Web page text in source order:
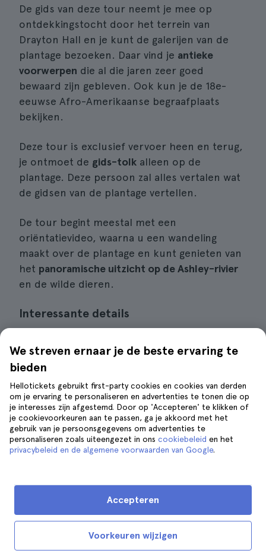
De gids van deze tour neemt je mee op
ontdekkingstocht door het terrein van
Drayton Hall en je kunt de galerijen van de
plantage bezoeken. Daar vind je antieke
voorwerpen die al die jaren zeer goed
bewaard zijn gebleven. Ook kun je de 18e-
eeuwse Afro-Amerikaanse begraafplaats
bekijken.
Deze tour is exclusief vervoer heen en terug,
je ontmoet de gids-tolk alleen op de
plantage. Deze persoon zal alles vertalen wat
de gidsen van de plantage vertellen.
De tour begint meestal met een
oriëntatievideo, waarna u een wandeling
maakt over de plantage en kunt genieten van
het panoramische uitzicht op de Ashley-rivier
en de wilde dieren.
Interessante details
Duur
Vervoer: u dient zelf voor vervoer te
zorgen. U kunt eenUberregelen om naar
de plantage te komen.
Als je een plantage bezoekt, moet je
comfortabele kleding en stevige
schoenen dragen. Houd er rekening
mee dat deze rondleidingen vaak lang
We streven ernaar je de beste ervaring te
bieden
Hellotickets gebruikt first-party cookies en cookies van derden
om je ervaring te personaliseren en advertenties te tonen die op
je interesses zijn afgestemd. Door op 'Accepteren' te klikken of
je cookievoorkeuren aan te passen, ga je akkoord met het
gebruik van je persoonsgegevens om advertenties te
personaliseren zoals uiteengezet in ons cookiebeleid en het
privacybeleid en de algemene voorwaarden van Google.
Voorkeuren wijzigen
Accepteren